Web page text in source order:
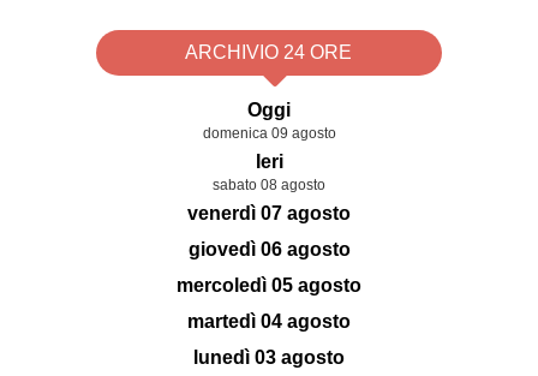
ARCHIVIO 24 ORE
Oggi
domenica 09 agosto
Ieri
sabato 08 agosto
venerdì 07 agosto
giovedì 06 agosto
mercoledì 05 agosto
martedì 04 agosto
lunedì 03 agosto